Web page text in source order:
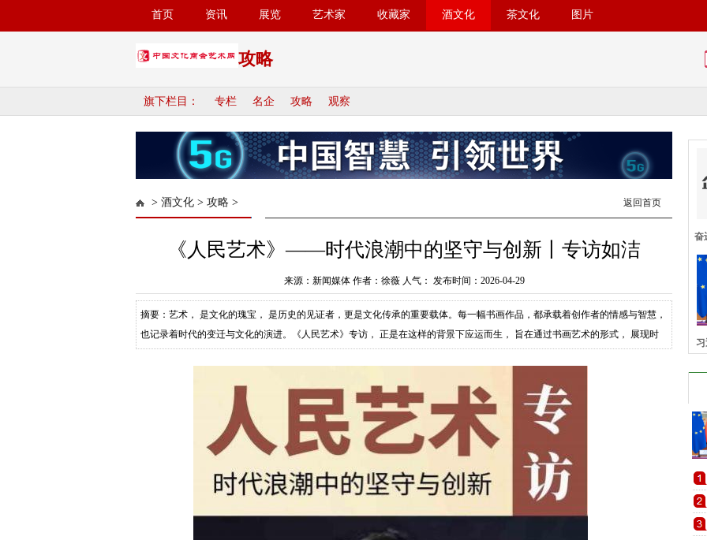
首页 资讯 展览 艺术家 收藏家 酒文化 茶文化 图片
攻略
旗下栏目： 专栏 名企 攻略 观察
> 酒文化 > 攻略 > 返回首页
《人民艺术》——时代浪潮中的坚守与创新丨专访如洁
来源：新闻媒体 作者：徐薇 人气： 发布时间：2026-04-29
摘要：艺术， 是文化的瑰宝， 是历史的见证者，更是文化传承的重要载体。每一幅书画作品，都承载着创作者的情感与智慧，
也记录着时代的变迁与文化的演进。《人民艺术》专访， 正是在这样的背景下应运而生， 旨在通过书画艺术的形式， 展现时
奋